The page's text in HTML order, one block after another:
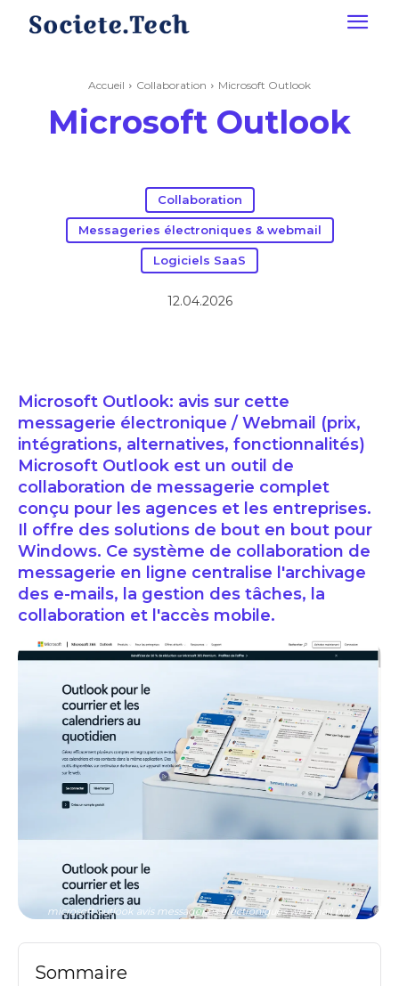
Accueil Collaboration Microsoft Outlook
Microsoft Outlook
Collaboration
Messageries électroniques & webmail
Logiciels SaaS
12.04.2026
Microsoft Outlook: avis sur cette
messagerie électronique / Webmail (prix,
intégrations, alternatives, fonctionnalités)
Microsoft Outlook est un outil de
collaboration de messagerie complet
conçu pour les agences et les entreprises.
Il offre des solutions de bout en bout pour
Windows. Ce système de collaboration de
messagerie en ligne centralise l'archivage
des e-mails, la gestion des tâches, la
collaboration et l'accès mobile.
microsoft outlook avis messageries electroniques webmail prix
Sommaire